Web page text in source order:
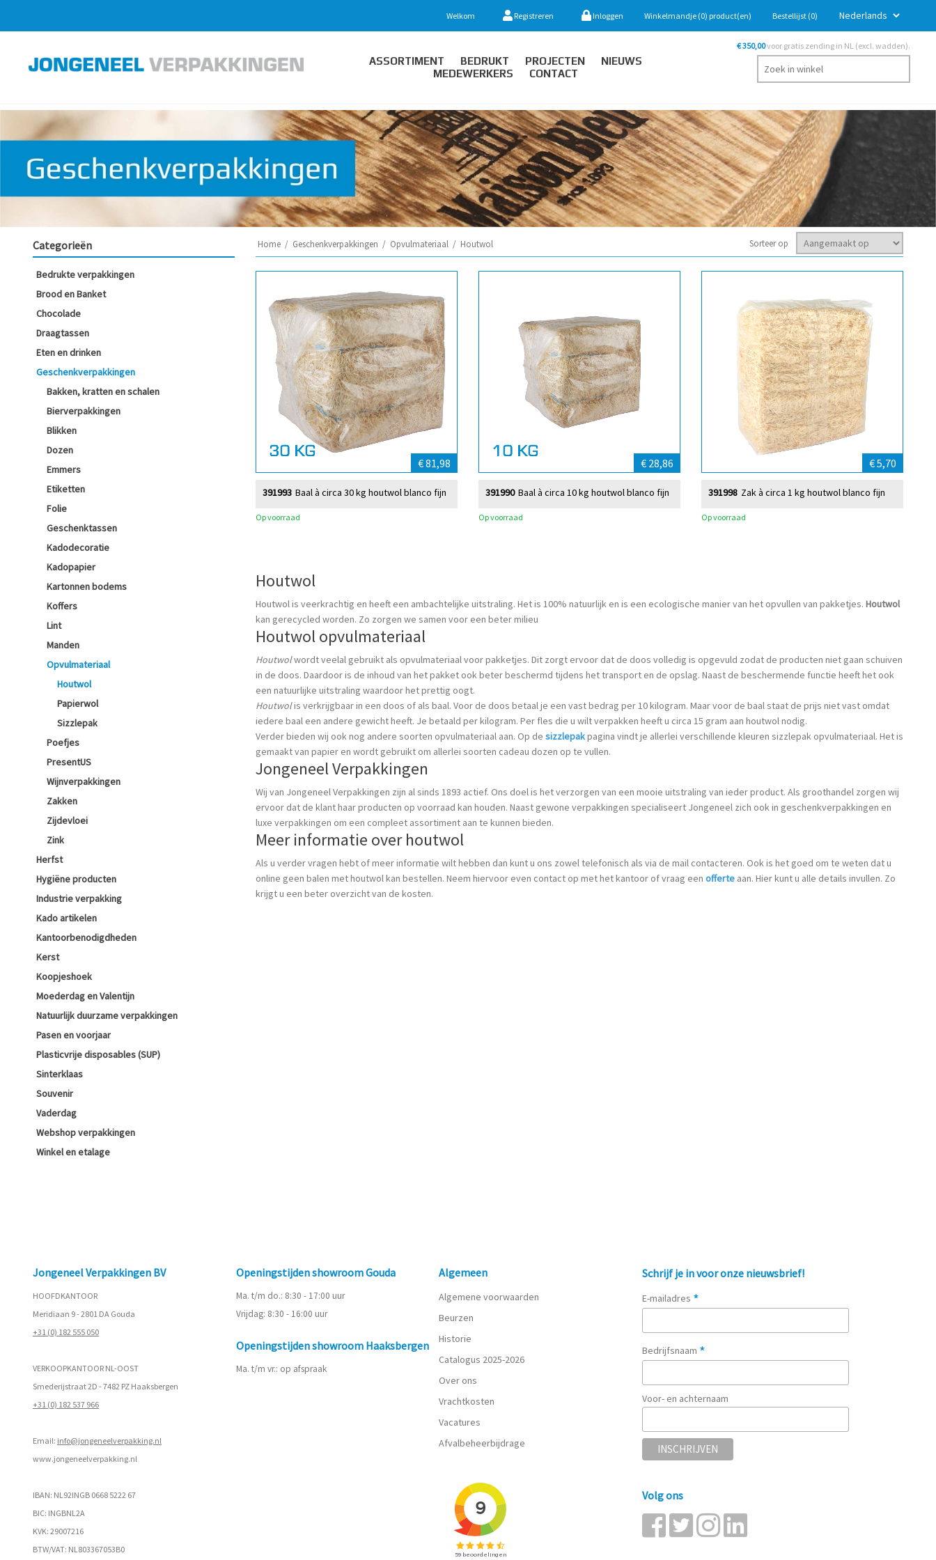
Welkom Registreren Inloggen Winkelmandje (0) product(en) Bestellijst (0)
ASSORTIMENT BEDRUKT PROJECTEN
NIEUWS
MEDEWERKERS
CONTACT
€ 350,00voor gratis zending in NL (excl. wadden).
Categorieën
Bedrukte verpakkingen
Brood en Banket
Chocolade
Draagtassen
Eten en drinken
Geschenkverpakkingen
Bakken, kratten en schalen
Bierverpakkingen
Blikken
Dozen
Emmers
Etiketten
Folie
Geschenktassen
Kadodecoratie
Kadopapier
Kartonnen bodems
Koffers
Lint
Manden
Opvulmateriaal
Houtwol
Papierwol
Sizzlepak
Poefjes
PresentUS
Wijnverpakkingen
Zakken
Zijdevloei
Zink
Herfst
Hygiëne producten
Industrie verpakking
Kado artikelen
Kantoorbenodigdheden
Kerst
Koopjeshoek
Moederdag en Valentijn
Natuurlijk duurzame verpakkingen
Pasen en voorjaar
Plasticvrije disposables (SUP)
Sinterklaas
Souvenir
Vaderdag
Webshop verpakkingen
Winkel en etalage
Home / Geschenkverpakkingen / Opvulmateriaal / Houtwol Sorteer op
€ 81,98
Baal à circa 30 kg houtwol blanco fijn
391993
Op voorraad
€ 28,86
Baal à circa 10 kg houtwol blanco fijn
391990
Op voorraad
€ 5,70
Zak à circa 1 kg houtwol blanco fijn
391998
Op voorraad
Houtwol
Houtwol is veerkrachtig en heeft een ambachtelijke uitstraling. Het is 100% natuurlijk en is een ecologische manier van het opvullen van pakketjes. Houtwol
kan gerecycled worden. Zo zorgen we samen voor een beter milieu
Houtwol opvulmateriaal
Houtwolwordt veelal gebruikt als opvulmateriaal voor pakketjes. Dit zorgt ervoor dat de doos volledig is opgevuld zodat de producten niet gaan schuiven
in de doos. Daardoor is de inhoud van het pakket ook beter beschermd tijdens het transport en de opslag. Naast de beschermende functie heeft het ook
een natuurlijke uitstraling waardoor het prettig oogt.
Houtwolis verkrijgbaar in een doos of als baal. Voor de doos betaal je een vast bedrag per 10 kilogram. Maar voor de baal staat de prijs niet vast omdat
iedere baal een andere gewicht heeft. Je betaald per kilogram. Per fles die u wilt verpakken heeft u circa 15 gram aan houtwol nodig.
Verder bieden wij ook nog andere soorten opvulmateriaal aan. Op de sizzlepakpagina vindt je allerlei verschillende kleuren sizzlepak opvulmateriaal. Het is
gemaakt van papier en wordt gebruikt om allerlei soorten cadeau dozen op te vullen.
Jongeneel Verpakkingen
Wij van Jongeneel Verpakkingen zijn al sinds 1893 actief. Ons doel is het verzorgen van een mooie uitstraling van ieder product. Als groothandel zorgen wij
ervoor dat de klant haar producten op voorraad kan houden. Naast gewone verpakkingen specialiseert Jongeneel zich ook in geschenkverpakkingen en
luxe verpakkingen om een compleet assortiment aan te kunnen bieden.
Meer informatie over houtwol
Als u verder vragen hebt of meer informatie wilt hebben dan kunt u ons zowel telefonisch als via de mail contacteren. Ook is het goed om te weten dat u
online geen balen met houtwol kan bestellen. Neem hiervoor even contact op met het kantoor of vraag een offerte aan. Hier kunt u alle details invullen. Zo
krijgt u een beter overzicht van de kosten.
Jongeneel Verpakkingen BV
HOOFDKANTOOR
Meridiaan 9 - 2801 DA Gouda
+31 (0) 182 555 050
VERKOOPKANTOOR NL-OOST
Smederijstraat 2D - 7482 PZ Haaksbergen
+31 (0) 182 537 966
Email: info@jongeneelverpakking.nl
www.jongeneelverpakking.nl
IBAN: NL92INGB 0668 5222 67
BIC: INGBNL2A
KVK: 29007216
BTW/VAT: NL803367053B0
Openingstijden showroom Gouda
Ma. t/m do.: 8:30 - 17:00 uur
Vrijdag: 8:30 - 16:00 uur
Openingstijden showroom Haaksbergen
Ma. t/m vr.: op afspraak
Algemeen
Algemene voorwaarden
Beurzen
Historie
Catalogus 2025-2026
Over ons
Vrachtkosten
Vacatures
Afvalbeheerbijdrage
Schrijf je in voor onze nieuwsbrief!
E-mailadres *
Bedrijfsnaam *
Voor- en achternaam
Volg ons